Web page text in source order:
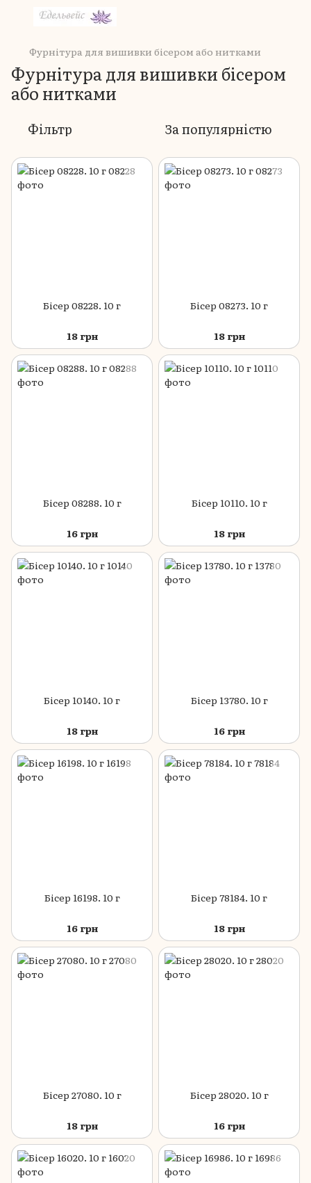
Фурнітура для вишивки бісером або нитками
Фурнітура для вишивки бісером
або нитками
Фільтр За популярністю
Бісер 08228. 10 г
18 грн
Бісер 08273. 10 г
18 грн
Бісер 08288. 10 г
16 грн
Бісер 10110. 10 г
18 грн
Бісер 10140. 10 г
18 грн
Бісер 13780. 10 г
16 грн
Бісер 16198. 10 г
16 грн
Бісер 78184. 10 г
18 грн
Бісер 27080. 10 г
18 грн
Бісер 28020. 10 г
16 грн